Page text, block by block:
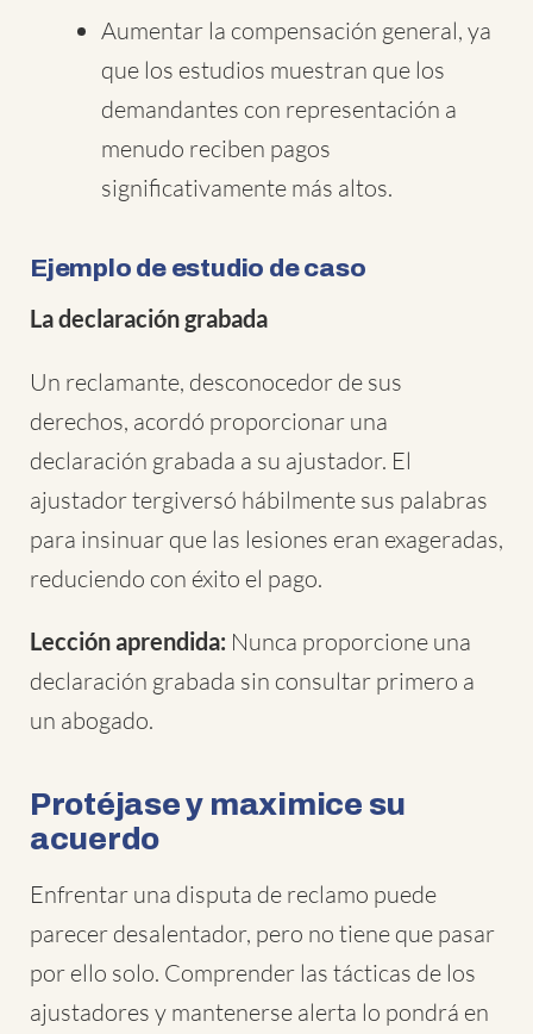
Aumentar la compensación general, ya
que los estudios muestran que los
demandantes con representación a
menudo reciben pagos
significativamente más altos.
Ejemplo de estudio de caso
La declaración grabada
Un reclamante, desconocedor de sus
derechos, acordó proporcionar una
declaración grabada a su ajustador. El
ajustador tergiversó hábilmente sus palabras
para insinuar que las lesiones eran exageradas,
reduciendo con éxito el pago.
Lección aprendida: Nunca proporcione una
declaración grabada sin consultar primero a
un abogado.
Protéjase y maximice su
acuerdo
Enfrentar una disputa de reclamo puede
parecer desalentador, pero no tiene que pasar
por ello solo. Comprender las tácticas de los
ajustadores y mantenerse alerta lo pondrá en